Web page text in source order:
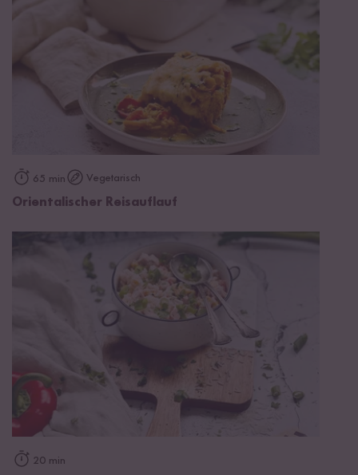
65 min Vegetarisch
Orientalischer Reisauflauf
20 min